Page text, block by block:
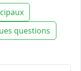
questions